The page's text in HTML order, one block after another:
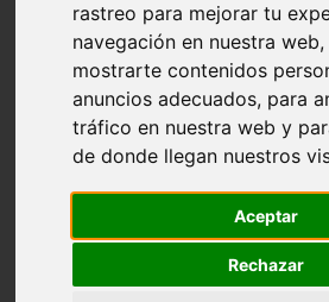
rastreo para mejorar tu
navegación en nuestra web,
mostrarte contenidos
anuncios adecuados, para
tráfico en nuestra web y
de donde llegan nuestros
Aceptar
Rechazar
Huesca - isábena
Huesca - alquézar
Huesca - castejón-de-sos
Sevilla - marinaleda
Córdoba - almedinilla
Navarra - zangoza
Cantabria - arenas-de-iguña
Barcelona - la-pobla-de-lillet
Las-palmas - yaiza